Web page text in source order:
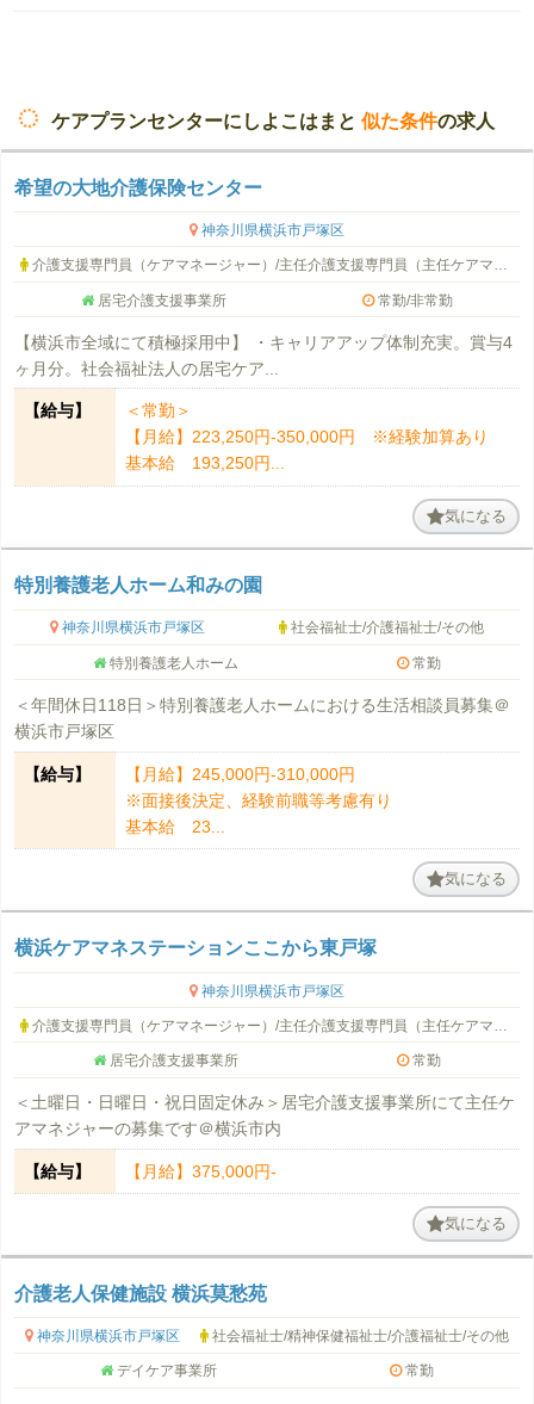
ケアプランセンターにしよこはまと 似た条件の求人
希望の大地介護保険センター
神奈川県横浜市戸塚区
介護支援専門員（ケアマネージャー）/主任介護支援専門員（主任ケアマネージャー）
居宅介護支援事業所 常勤/非常勤
【横浜市全域にて積極採用中】 ・キャリアアップ体制充実。賞与4
ヶ月分。社会福祉法人の居宅ケア...
【給与】
＜常勤＞
【月給】223,250円-350,000円 ※経験加算あり
基本給 193,250円...
気になる
特別養護老人ホーム和みの園
神奈川県横浜市戸塚区 社会福祉士/介護福祉士/その他
特別養護老人ホーム 常勤
＜年間休日118日＞特別養護老人ホームにおける生活相談員募集＠
横浜市戸塚区
【給与】
【月給】245,000円-310,000円
※面接後決定、経験前職等考慮有り
基本給 23...
気になる
横浜ケアマネステーションここから東戸塚
神奈川県横浜市戸塚区
介護支援専門員（ケアマネージャー）/主任介護支援専門員（主任ケアマネージャー）/管理者・管理職
居宅介護支援事業所 常勤
＜土曜日・日曜日・祝日固定休み＞居宅介護支援事業所にて主任ケ
アマネジャーの募集です＠横浜市内
【給与】 【月給】375,000円-
気になる
介護老人保健施設 横浜莫愁苑
神奈川県横浜市戸塚区 社会福祉士/精神保健福祉士/介護福祉士/その他
デイケア事業所 常勤